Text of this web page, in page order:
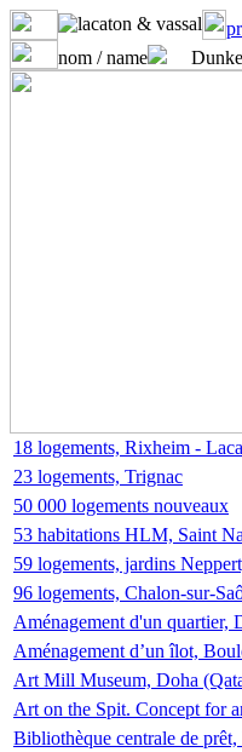
nom / name
18 logements, Rixheim -
23 logements, Trignac
50 000 logements nouveaux
53 habitations HLM, Saint
59 logements, jardins
96 logements, Chalon-sur-
Aménagement d'un quartier,
Aménagement d’un îlot,
Art Mill Museum, Doha
Art on the Spit. Concept for
Bibliothèque centrale de